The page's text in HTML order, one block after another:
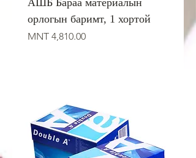
АШБ Бараа материалын
орлогын баримт, 1 хортой
Price
MNT 4,810.00